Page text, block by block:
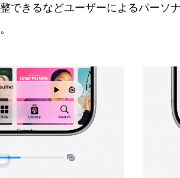
できるなどユーザーによるパーソ